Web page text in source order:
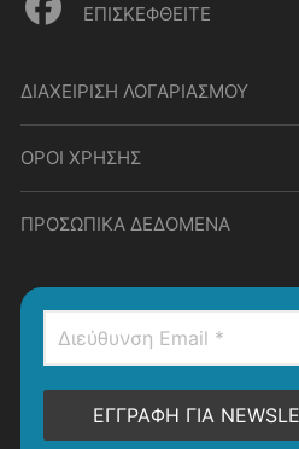
ΕΠΙΣΚΕΦΘΕΙΤΕ
ΔΙΑΧΕΙΡΙΣΗ ΛΟΓΑΡΙΑΣΜΟΥ
ΟΡΟΙ ΧΡΗΣΗΣ
ΠΡΟΣΩΠΙΚΑ ΔΕΔΟΜΕΝΑ